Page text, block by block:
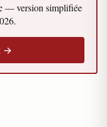
— version simplifiée
.
→